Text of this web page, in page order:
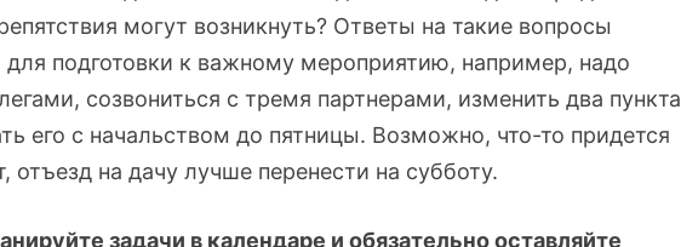
могут возникнуть? Ответы на такие вопросы
для подготовки к важному мероприятию, например, надо
созвониться с тремя партнерами, изменить два пункта
его с начальством до пятницы. Возможно, что-то придется
отъезд на дачу лучше перенести на субботу.
задачи в календаре и обязательно оставляйте